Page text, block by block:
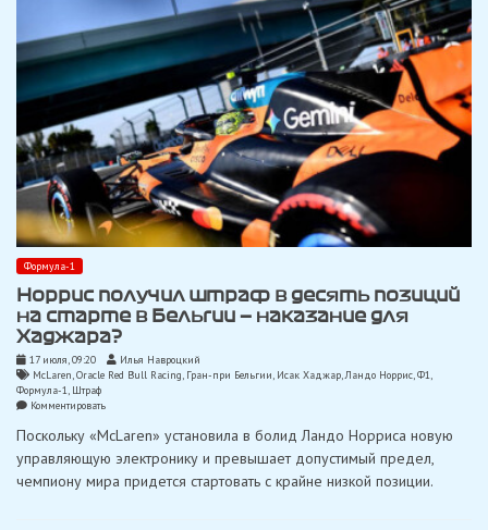
Формула-1
Норрис получил штраф в десять позиций
на старте в Бельгии — наказание для
Хаджара?
17 июля, 09:20
Илья Навроцкий
McLaren,Oracle Red Bull Racing, Гран-при Бельгии, Исак Хаджар,Ландо Норрис,Ф1
Формула-1, Штраф
Комментироватьon
получил
в
десять
Поскольку «McLaren» установила в болид Ландо Норриса новую
управляющую электронику и превышает допустимый предел,
чемпиону мира придется стартовать с крайне низкой позиции.